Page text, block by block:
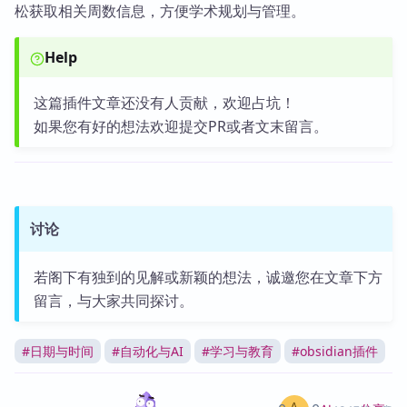
松获取相关周数信息，方便学术规划与管理。
Help
这篇插件文章还没有人贡献，欢迎占坑！
如果您有好的想法欢迎提交PR或者文末留言。
讨论
若阁下有独到的见解或新颖的想法，诚邀您在文章下方
留言，与大家共同探讨。
#日期与时间 #自动化与AI #学习与教育 #obsidian插件